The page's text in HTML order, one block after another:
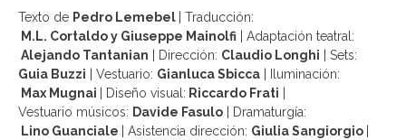
Texto de Pedro Lemebel
Traducción:
M.L. Cortaldo y Giuseppe Mainolfi
Adaptación teatral:
Alejando Tantanian
Dirección: Claudio Longhi
Sets:
Guia Buzzi
Vestuario: Gianluca Sbicca
Iluminación:
Max Mugnai
Diseño visual: Riccardo Frati
Vestuario músicos: Davide Fasulo
Dramaturgía:
Lino Guanciale
Asistencia dirección: Giulia Sangiorgio